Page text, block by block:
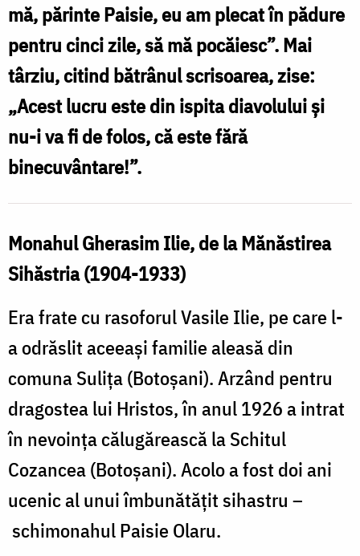
/
Foto:
Oana
Nechifor
mă, părinte Paisie, eu am plecat în pădure
pentru cinci zile, să mă pocăiesc”. Mai
târziu, citind bătrânul scrisoarea, zise:
„Acest lucru este din ispita diavolului şi
nu-i va fi de folos, că este fără
binecuvântare!”.
Monahul Gherasim Ilie, de la Mănăstirea
Sihăstria (1904-1933)
Era frate cu rasoforul Vasile Ilie, pe care l-
a odrăslit aceeaşi familie aleasă din
comuna Suliţa (Botoşani). Arzând pentru
dragostea lui Hristos, în anul 1926 a intrat
în nevoinţa călugărească la Schitul
Cozancea (Botoşani). Acolo a fost doi ani
ucenic al unui îmbunătăţit sihastru –
schimonahul Paisie Olaru.